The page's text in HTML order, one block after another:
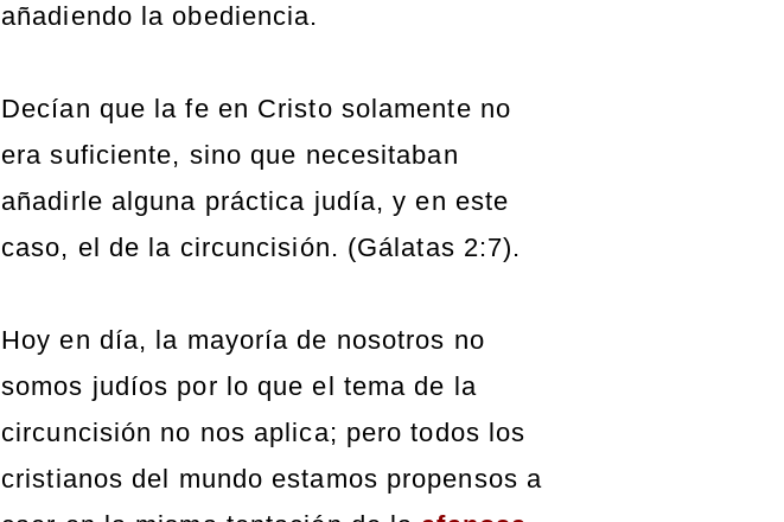
añadiendo la obediencia.
Decían que la fe en Cristo solamente no
era suficiente, sino que necesitaban
añadirle alguna práctica judía, y en este
caso, el de la circuncisión. (Gálatas 2:7).
Hoy en día, la mayoría de nosotros no
somos judíos por lo que el tema de la
circuncisión no nos aplica; pero todos los
cristianos del mundo estamos propensos a